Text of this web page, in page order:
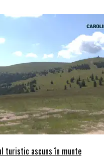
turistic ascuns în munte